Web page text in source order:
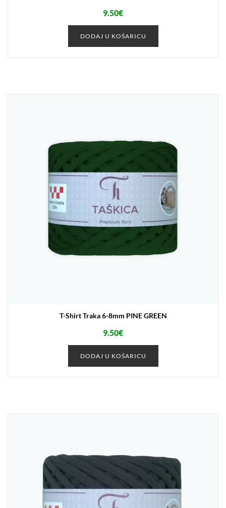
9.50€
DODAJ U KOŠARICU
T-Shirt Traka 6-8mm PINE GREEN
9.50€
DODAJ U KOŠARICU